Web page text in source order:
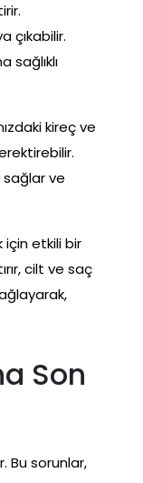
çıkabilir.
sağlıklı
kireç ve
sağlar ve
için etkili bir
cilt ve saç
Son
Bu sorunlar,